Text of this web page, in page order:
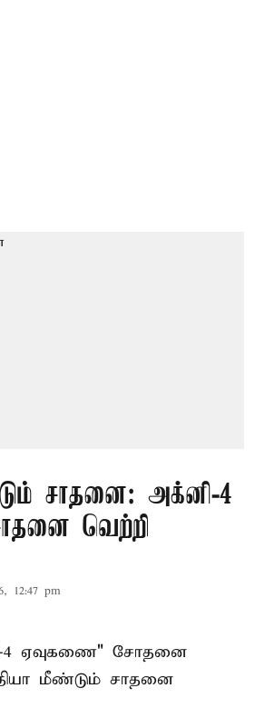
சாதனை: அக்னி-4
வெற்றி
12:47 pm
4 ஏவுகணை" சோதனை
மீண்டும் சாதனை